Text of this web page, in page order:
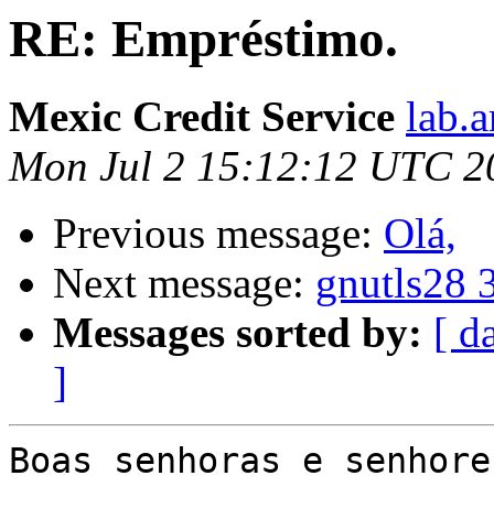
RE: Empréstimo.
Mexic Credit Service
Mon Jul 2 15:12:12 UTC
Previous message: Olá,
Next message: gnutls28
Messages sorted by: [
]
Boas senhoras e